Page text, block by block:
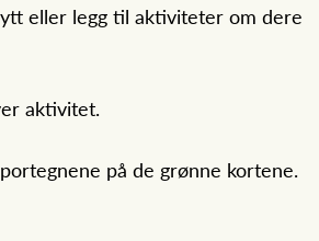
eller legg til aktiviteter om dere
aktivitet.
på de grønne kortene.